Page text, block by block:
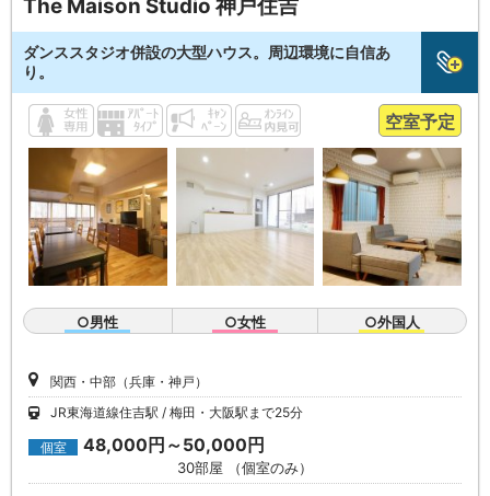
The Maison Studio 神戸住吉
ダンススタジオ併設の大型ハウス。周辺環境に自信あ
り。
空室予定
○男性 ○女性 ○外国人
関西・中部（兵庫・神戸）
JR東海道線住吉駅
梅田・大阪駅まで25分
個室 48,000円～50,000円
30部屋 （個室のみ）